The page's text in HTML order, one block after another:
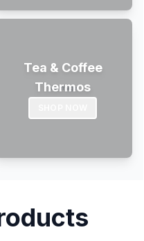
Tea & Coffee
Thermos